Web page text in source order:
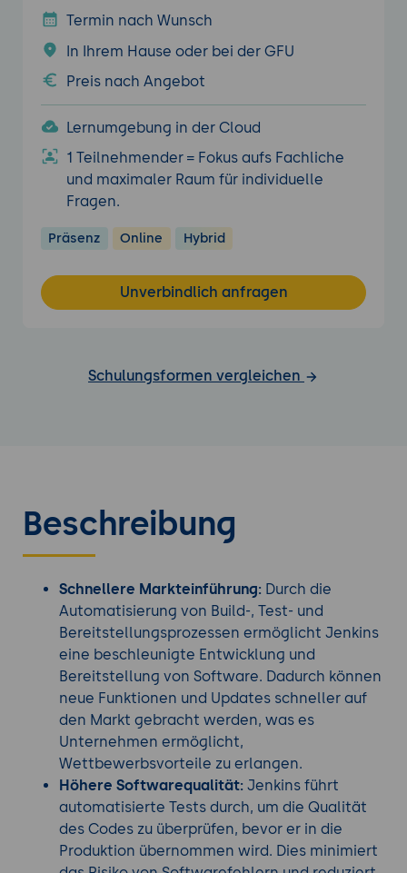
Termin nach Wunsch
In Ihrem Hause oder bei der GFU
Preis nach Angebot
Lernumgebung in der Cloud
1 Teilnehmender = Fokus aufs Fachliche
und maximaler Raum für individuelle
Fragen.
Präsenz Online Hybrid
Unverbindlich anfragen
Schulungsformen vergleichen
Beschreibung
Schnellere Markteinführung: Durch die
Automatisierung von Build-, Test- und
Bereitstellungsprozessen ermöglicht Jenkins
eine beschleunigte Entwicklung und
Bereitstellung von Software. Dadurch können
neue Funktionen und Updates schneller auf
den Markt gebracht werden, was es
Unternehmen ermöglicht,
Wettbewerbsvorteile zu erlangen.
Höhere Softwarequalität: Jenkins führt
automatisierte Tests durch, um die Qualität
des Codes zu überprüfen, bevor er in die
Produktion übernommen wird. Dies minimiert